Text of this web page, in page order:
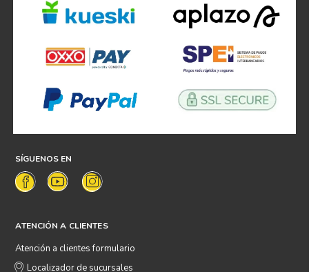
SÍGUENOS EN
ATENCIÓN A CLIENTES
Atención a clientes formulario
Localizador de sucursales